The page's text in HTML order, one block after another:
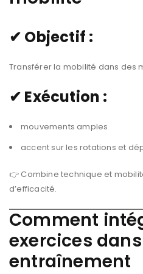
✔ Objectif :
Transférer la mobilité dans des
✔ Exécution :
mouvements amples
accent sur les rotations et
👉 Combine technique et
d’efficacité.
Comment
exercices
entraînement